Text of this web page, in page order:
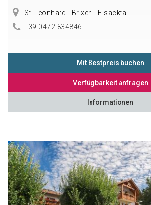
St. Leonhard - Brixen - Eisacktal
+39 0472 834846
Mit Bestpreis buchen
Verfügbarkeit anfragen
Informationen